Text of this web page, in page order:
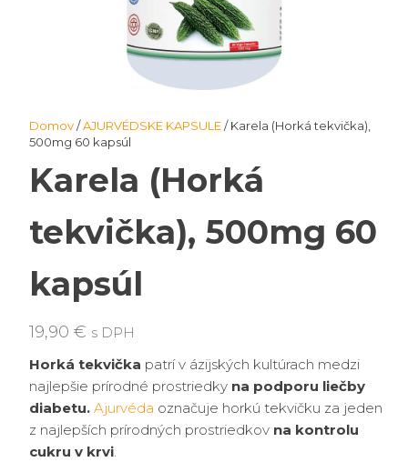
Domov/AJURVÉDSKE KAPSULE/ Karela (Horká tekvička),
500mg 60 kapsúl
Karela (Horká
tekvička), 500mg 60
kapsúl
19,90 € s DPH
Horká tekvička patrí v ázijských kultúrach medzi
najlepšie prírodné prostriedky na podporu liečby
diabetu. Ajurvéda označuje horkú tekvičku za jeden
z najlepších prírodných prostriedkov na kontrolu
cukru v krvi.